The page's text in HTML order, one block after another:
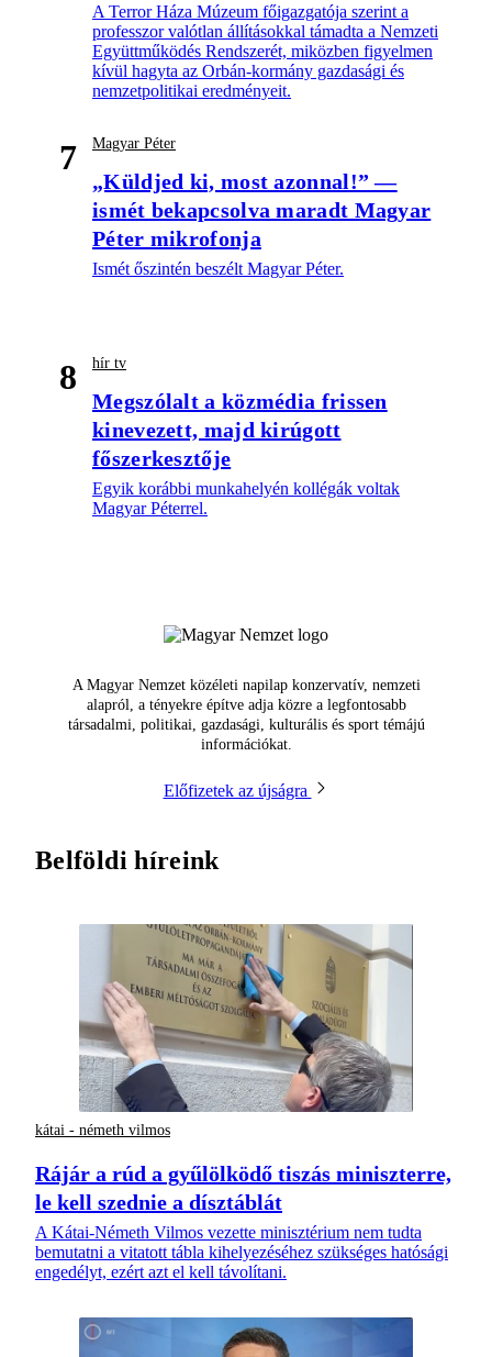
A Terror Háza Múzeum főigazgatója szerint a
professzor valótlan állításokkal támadta a Nemzeti
Együttműködés Rendszerét, miközben figyelmen
kívül hagyta az Orbán-kormány gazdasági és
nemzetpolitikai eredményeit.
7 Magyar Péter
„Küldjed ki, most azonnal!” —
ismét bekapcsolva maradt Magyar
Péter mikrofonja
Ismét őszintén beszélt Magyar Péter.
8 hír tv
Megszólalt a közmédia frissen
kinevezett, majd kirúgott
főszerkesztője
Egyik korábbi munkahelyén kollégák voltak
Magyar Péterrel.
A Magyar Nemzet közéleti napilap konzervatív, nemzeti
alapról, a tényekre építve adja közre a legfontosabb
társadalmi, politikai, gazdasági, kulturális és sport témájú
információkat.
Előfizetek az újságra
Belföldi híreink
kátai - németh vilmos
Rájár a rúd a gyűlölködő tiszás miniszterre,
le kell szednie a dísztáblát
A Kátai-Németh Vilmos vezette minisztérium nem tudta
bemutatni a vitatott tábla kihelyezéséhez szükséges hatósági
engedélyt, ezért azt el kell távolítani.